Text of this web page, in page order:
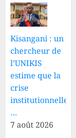
Kisangani : un
chercheur de
l’UNIKIS
estime que la
crise
institutionnelle
…
7 août 2026